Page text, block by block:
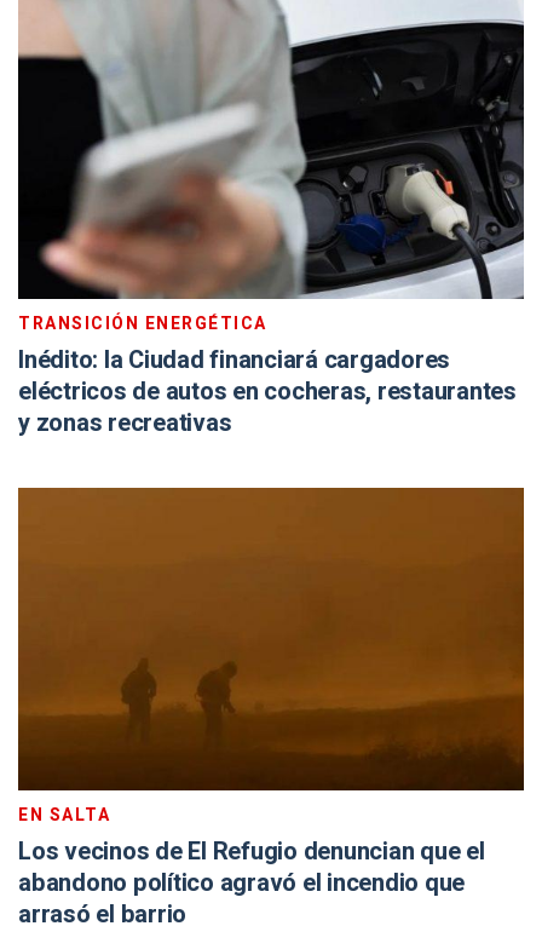
TRANSICIÓN ENERGÉTICA
Inédito: la Ciudad financiará cargadores
eléctricos de autos en cocheras, restaurantes
y zonas recreativas
EN SALTA
Los vecinos de El Refugio denuncian que el
abandono político agravó el incendio que
arrasó el barrio